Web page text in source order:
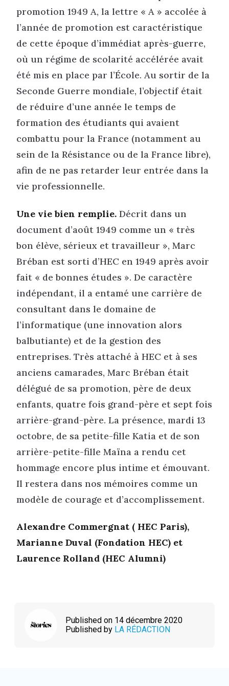
promotion 1949 A, la lettre « A » accolée à
l’année de promotion est caractéristique
de cette époque d’immédiat après-guerre,
où un régime de scolarité accélérée avait
été mis en place par l’École. Au sortir de la
Seconde Guerre mondiale, l’objectif était
de réduire d’une année le temps de
formation des étudiants qui avaient
combattu pour la France (notamment au
sein de la Résistance ou de la France libre),
afin de ne pas retarder leur entrée dans la
vie professionnelle.
Une vie bien remplie. Décrit dans un
document d’août 1949 comme un « très
bon élève, sérieux et travailleur », Marc
Bréban est sorti d’HEC en 1949 après avoir
fait « de bonnes études ». De caractère
indépendant, il a entamé une carrière de
consultant dans le domaine de
l’informatique (une innovation alors
balbutiante) et de la gestion des
entreprises. Très attaché à HEC et à ses
anciens camarades, Marc Bréban était
délégué de sa promotion, père de deux
enfants, quatre fois grand-père et sept fois
arrière-grand-père. La présence, mardi 13
octobre, de sa petite-fille Katia et de son
arrière-petite-fille Maïna a rendu cet
hommage encore plus intime et émouvant.
Il restera dans nos mémoires comme un
modèle de courage et d’accomplissement.
Alexandre Commergnat ( HEC Paris),
Marianne Duval (Fondation HEC) et
Laurence Rolland (HEC Alumni)
Published on 14 décembre 2020
Published by LA RÉDACTION